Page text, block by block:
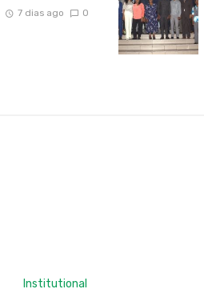
7 dias ago 0
Institutional